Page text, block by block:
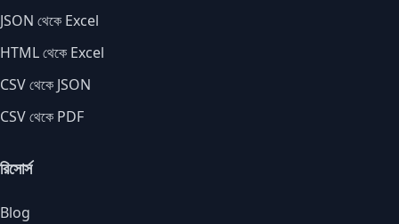
JSON থেকে Excel
HTML থেকে Excel
CSV থেকে JSON
CSV থেকে PDF
রিসোর্স
Blog